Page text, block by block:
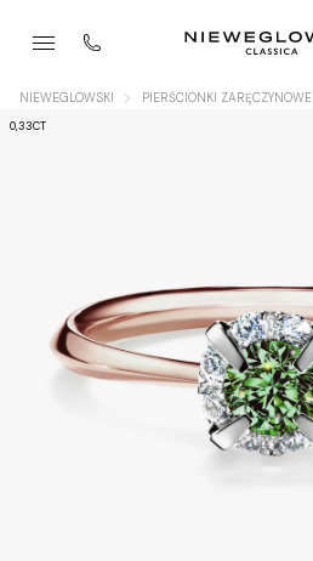
NIEWEGLOWSKI PIERŚCIONKI ZARĘCZYNOWE
0,33CT